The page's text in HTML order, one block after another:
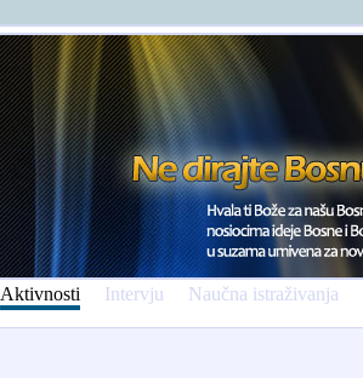
Aktivnosti Intervju Naučna istraživanja